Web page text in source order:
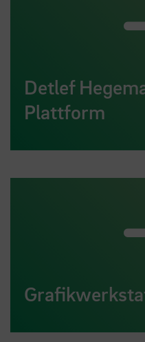
Detlef
Plattform